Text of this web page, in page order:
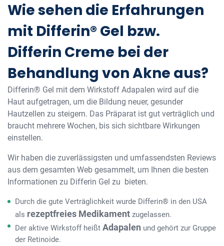
Wie sehen die Erfahrungen
mit Differin® Gel bzw.
Differin Creme bei der
Behandlung von Akne aus?
Differin® Gel mit dem Wirkstoff Adapalen wird auf die
Haut aufgetragen, um die Bildung neuer, gesunder
Hautzellen zu steigern. Das Präparat ist gut verträglich und
braucht mehrere Wochen, bis sich sichtbare Wirkungen
einstellen.
Wir haben die zuverlässigsten und umfassendsten Reviews
aus dem gesamten Web gesammelt, um Ihnen die besten
Informationen zu Differin Gel zu bieten.
Durch die gute Verträglichkeit wurde Differin® in den USA
als rezeptfreies Medikament zugelassen.
Der aktive Wirkstoff heißt Adapalen und gehört zur Gruppe
der Retinoide.